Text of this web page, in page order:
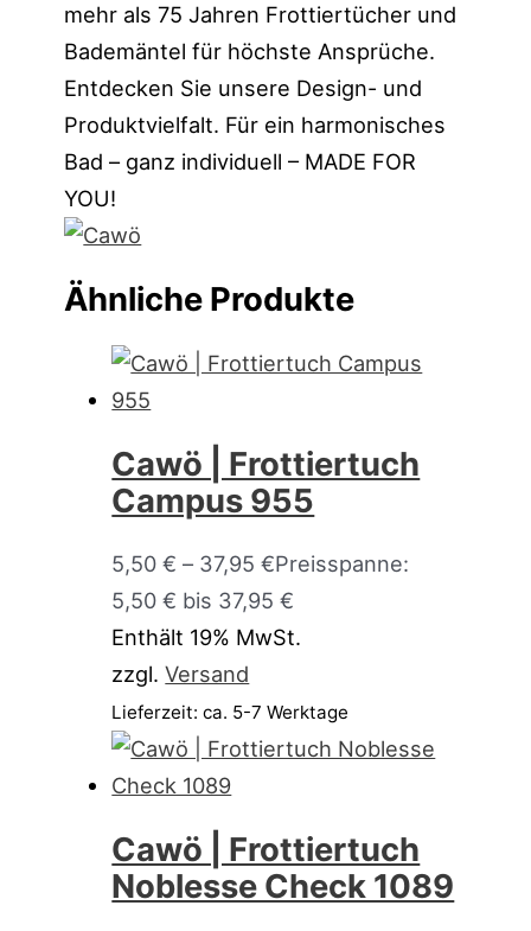
mehr als 75 Jahren Frottiertücher und
Bademäntel für höchste Ansprüche.
Entdecken Sie unsere Design- und
Produktvielfalt. Für ein harmonisches
Bad – ganz individuell – MADE FOR
YOU!
Ähnliche Produkte
Cawö | Frottiertuch
Campus 955
5,50€ – 37,95€Preisspanne:
5,50 € bis 37,95 €
Enthält 19% MwSt.
zzgl.Versand
Lieferzeit: ca. 5-7 Werktage
Cawö | Frottiertuch
Noblesse Check 1089